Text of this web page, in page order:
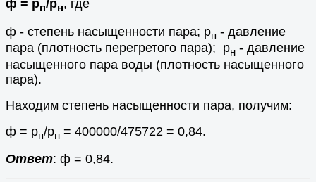
ф = pп/pн, где
ф - степень насыщенности пара; pп - давление
пара (плотность перегретого пара); pн - давление
насыщенного пара воды (плотность насыщенного
пара).
Находим степень насыщенности пара, получим:
ф = pп/pн = 400000/475722 = 0,84.
Ответ: ф = 0,84.